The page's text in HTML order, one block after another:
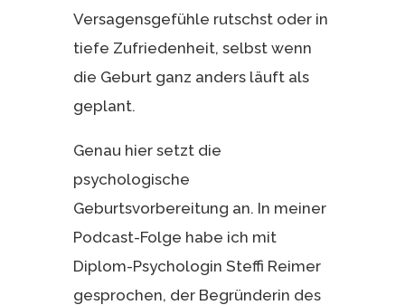
Versagensgefühle rutschst oder in
tiefe Zufriedenheit, selbst wenn
die Geburt ganz anders läuft als
geplant.
Genau hier setzt die
psychologische
Geburtsvorbereitung an. In meiner
Podcast-Folge habe ich mit
Diplom-Psychologin Steffi Reimer
gesprochen, der Begründerin des